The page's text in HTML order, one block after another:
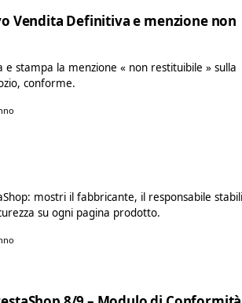
Vendita Definitiva e menzione non
stampa la menzione « non restituibile » sulla
conforme.
mostri il fabbricante, il responsabile
su ogni pagina prodotto.